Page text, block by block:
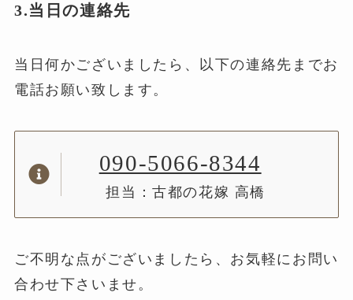
3.当日の連絡先
当日何かございましたら、以下の連絡先までお
電話お願い致します。
090-5066-8344
担当：古都の花嫁 高橋
ご不明な点がございましたら、お気軽にお問い
合わせ下さいませ。